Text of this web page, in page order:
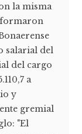
la misma
salarial del
del cargo
a
y
gremial
"El